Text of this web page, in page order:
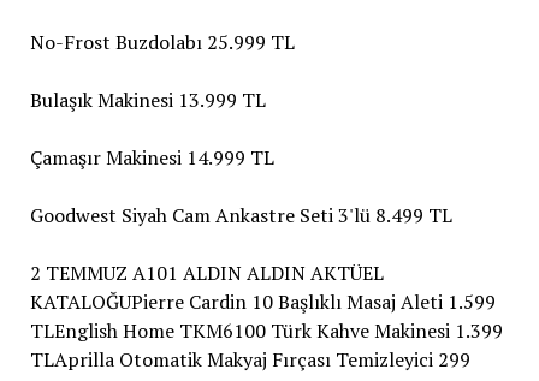
No-Frost Buzdolabı 25.999 TL
Bulaşık Makinesi 13.999 TL
Çamaşır Makinesi 14.999 TL
Goodwest Siyah Cam Ankastre Seti 3'lü 8.499 TL
2 TEMMUZ A101 ALDIN ALDIN AKTÜEL
KATALOĞUPierre Cardin 10 Başlıklı Masaj Aleti 1.599
TLEnglish Home TKM6100 Türk Kahve Makinesi 1.399
TLAprilla Otomatik Makyaj Fırçası Temizleyici 299